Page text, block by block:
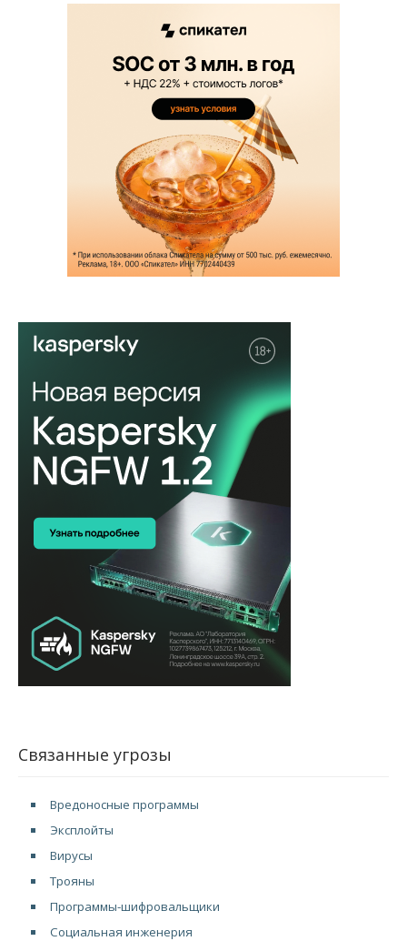
Связанные угрозы
Вредоносные программы
Эксплойты
Вирусы
Трояны
Программы-шифровальщики
Социальная инженерия